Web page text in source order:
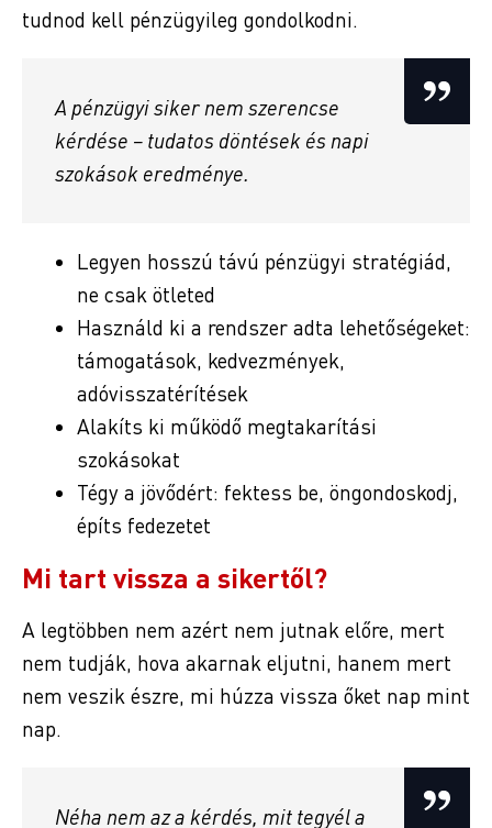
tudnod kell pénzügyileg gondolkodni.
A pénzügyi siker nem szerencse
kérdése – tudatos döntések és napi
szokások eredménye.
Legyen hosszú távú pénzügyi stratégiád,
ne csak ötleted
Használd ki a rendszer adta lehetőségeket:
támogatások, kedvezmények,
adóvisszatérítések
Alakíts ki működő megtakarítási
szokásokat
Tégy a jövődért: fektess be, öngondoskodj,
építs fedezetet
Mi tart vissza a sikertől?
A legtöbben nem azért nem jutnak előre, mert
nem tudják, hova akarnak eljutni, hanem mert
nem veszik észre, mi húzza vissza őket nap mint
nap.
Néha nem az a kérdés, mit tegyél a